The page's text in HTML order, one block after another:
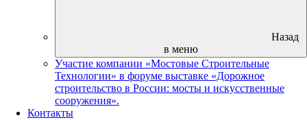
Назад
в меню
Участие компании «Мостовые Строительные
Технологии» в форуме выставке «Дорожное
строительство в России: мосты и искусственные
сооружения».
Контакты